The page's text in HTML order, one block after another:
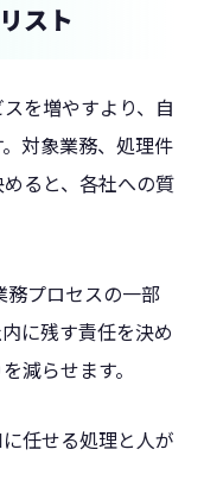
スト
を増やすより、自
対象業務、処理件
ると、各社への質
務プロセスの一部
に残す責任を決め
減らせます。
任せる処理と人が